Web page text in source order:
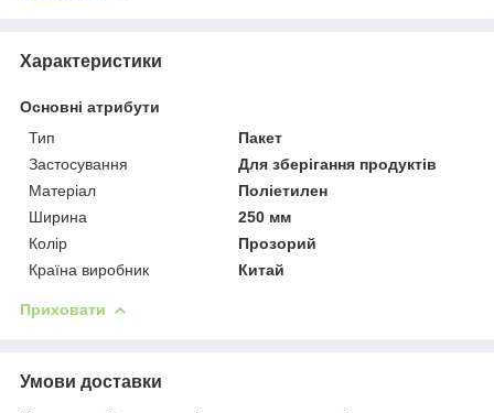
Характеристики
Основні атрибути
Тип
Пакет
Застосування
Для зберігання продуктів
Матеріал
Поліетилен
Ширина
250 мм
Колір
Прозорий
Країна виробник
Китай
Приховати
Умови доставки